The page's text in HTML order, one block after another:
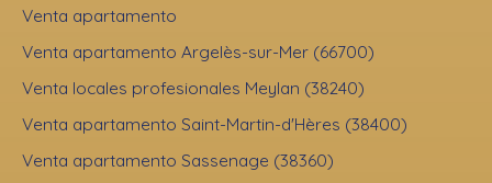
Venta apartamento
Venta apartamento Argelès-sur-Mer (66700)
Venta locales profesionales Meylan (38240)
Venta apartamento Saint-Martin-d'Hères (38400)
Venta apartamento Sassenage (38360)